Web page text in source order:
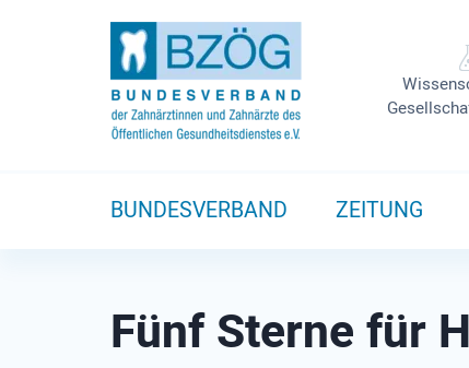
BUNDESVERBAND ZEITUNG
Fünf Sterne für